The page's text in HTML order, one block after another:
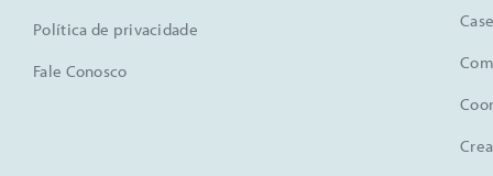
Política de privacidade
Fale Conosco